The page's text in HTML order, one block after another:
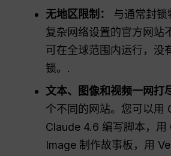
无地区限制：
与通常封锁
复杂网络设置的官方网站
可在全球范围内运行，没
锁。.
文本、图像和视频一网打
个不同的网站。您可以用
Claude 4.6 编写脚本，用
Image 制作故事板，用